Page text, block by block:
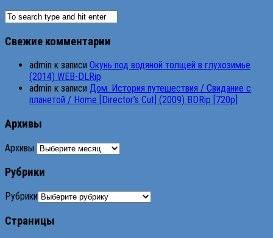
Свежие комментарии
admin к записи Окунь под водяной толщей в глухозимье
(2014) WEB-DLRip
admin к записи Дом. История путешествия / Свидание с
планетой / Home [Director’s Cut] (2009) BDRip [720p]
Архивы
Архивы
Рубрики
Рубрики
Страницы